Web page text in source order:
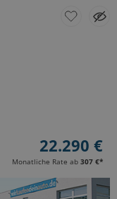
22.290 €
Monatliche Rate ab 307 €*